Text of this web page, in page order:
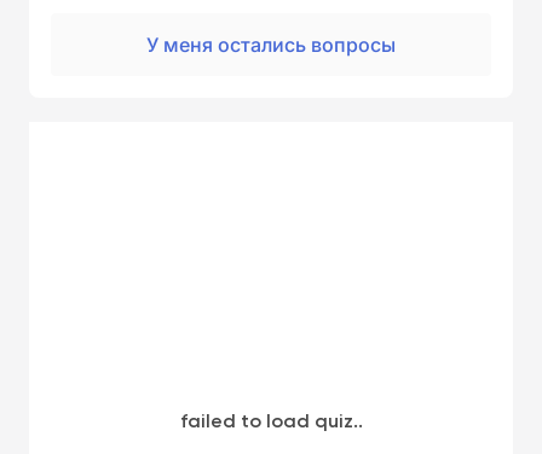
У меня остались вопросы